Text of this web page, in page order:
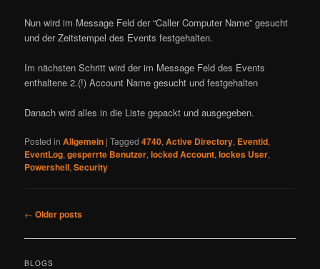
Nun wird im Message Feld der “Caller Computer Name” gesucht
und der Zeitstempel des Events festgehalten.
Im nächsten Schritt wird der im Message Feld des Events
enthaltene 2.(!) Account Name gesucht und festgehalten
Danach wird alles in die Liste gepackt und ausgegeben.
Posted in Allgemein |Tagged 4740,Active Directory, Eventid,
EventLog,gesperrte Benutzer,locked Account,lockes User,
Powershell,Security
Post
← Older posts
BLOGS